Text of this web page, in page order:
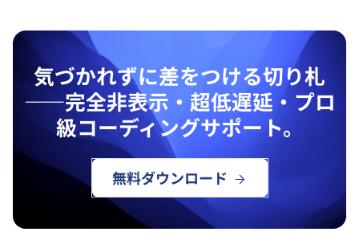
気づかれずに差をつける切り札
——完全非表示・超低遅延・プロ
級コーディングサポート。
無料ダウンロード